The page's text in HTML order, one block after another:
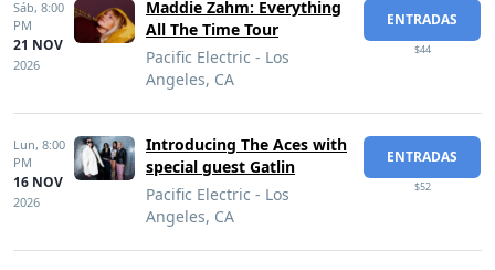
Sáb, 8:00
PM
21 NOV
2026
Maddie Zahm: Everything
All The Time Tour
Pacific Electric - Los
Angeles, CA
ENTRADAS
$44
Lun, 8:00
PM
16 NOV
2026
Introducing The Aces with
special guest Gatlin
Pacific Electric - Los
Angeles, CA
ENTRADAS
$52